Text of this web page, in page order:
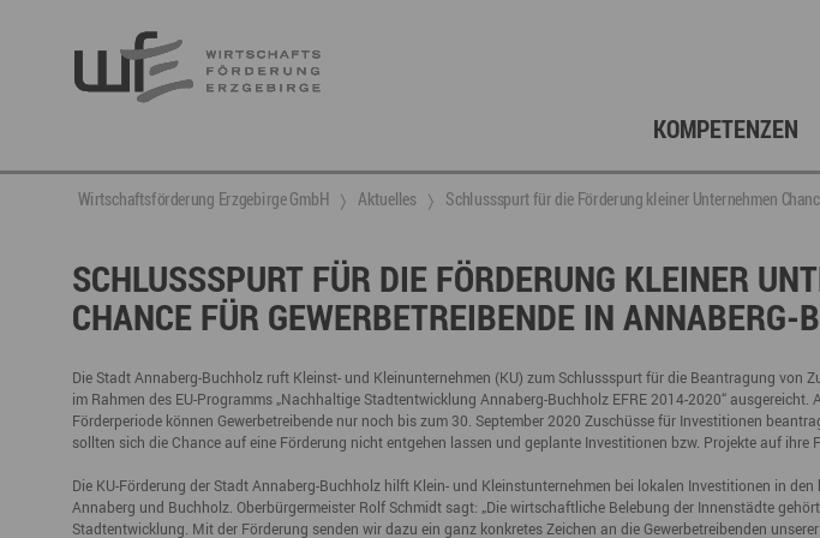
KOMPETENZEN
Berufsnachwuchs & Fachkräfte
Partner vernetzen
Talente integrieren
Fachkräfte finden
Nachwuchs finden
Talente finden
Talente binden
Gründung, Förderung &
Fördermittelberatung
Gründen im Erzgebirge
Unternehmensdatenbank
Miet- und Veranstaltungsangebote Regionalmarketing & -
aktuelle Angebote & Projekte
Projekte
Projektarchiv
Wirtschaftsservice
Berufsnachwuchs & Fachkräfte
Gründung, Förderung und Investition
Innovation- und Technologietransfer
Berufs- &
Angebote für Schüler
Angebote für Unternehmen
Arbeitskreis Schule-Wirtschaft
Gründer- & Dienstleistungszentrum (GDZ)
Annaberg
Touristische Infrastruktur
Neuigkeiten Presse
Veranstaltungen
Ansprechpartner & Kontakt Gesellschafterstruktur
DGE Geschichte
Wirtschaftsförderung Erzgebirge GmbH Aktuelles Schlussspurt für die Förderung kleiner Unternehmen
SCHLUSSSPURT FÜR DIE FÖRDERUNG KLEINER
CHANCE FÜR GEWERBETREIBENDE IN ANNABERG-
Die Stadt Annaberg-Buchholz ruft Kleinst- und Kleinunternehmen (KU) zum Schlussspurt für die Beantragung von
im Rahmen des EU-Programms „Nachhaltige Stadtentwicklung Annaberg-Buchholz EFRE 2014-2020“ ausgereicht.
Förderperiode können Gewerbetreibende nur noch bis zum 30. September 2020 Zuschüsse für Investitionen
sollten sich die Chance auf eine Förderung nicht entgehen lassen und geplante Investitionen bzw. Projekte auf ihre
Die KU-Förderung der Stadt Annaberg-Buchholz hilft Klein- und Kleinstunternehmen bei lokalen Investitionen in
Annaberg und Buchholz. Oberbürgermeister Rolf Schmidt sagt: „Die wirtschaftliche Belebung der Innenstädte
Stadtentwicklung. Mit der Förderung senden wir dazu ein ganz konkretes Zeichen an die Gewerbetreibenden unserer